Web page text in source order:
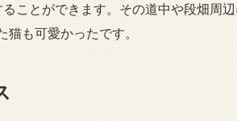
ことができます。その道中や段畑周
も可愛かったです。